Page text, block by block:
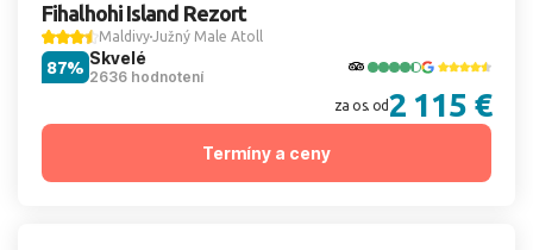
Fihalhohi Island Rezort
MaldivyJužný Male Atoll
Skvelé
2636 hodnotení
87%
za os. od2 115 €
Termíny a ceny